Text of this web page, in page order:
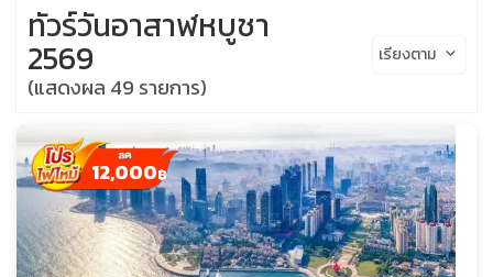
travel_explore
calendar_month
ทัวร์วันอาสาฬหบูชา
2569
(แสดงผล 49 รายการ)
เรียงตาม keyboard_arrow_down
12,000฿